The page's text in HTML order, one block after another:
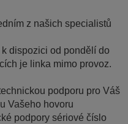
z našich specialistů
dispozici od pondělí do
je linka mimo provoz.
podporu pro Váš
Vašeho hovoru
podpory sériové číslo